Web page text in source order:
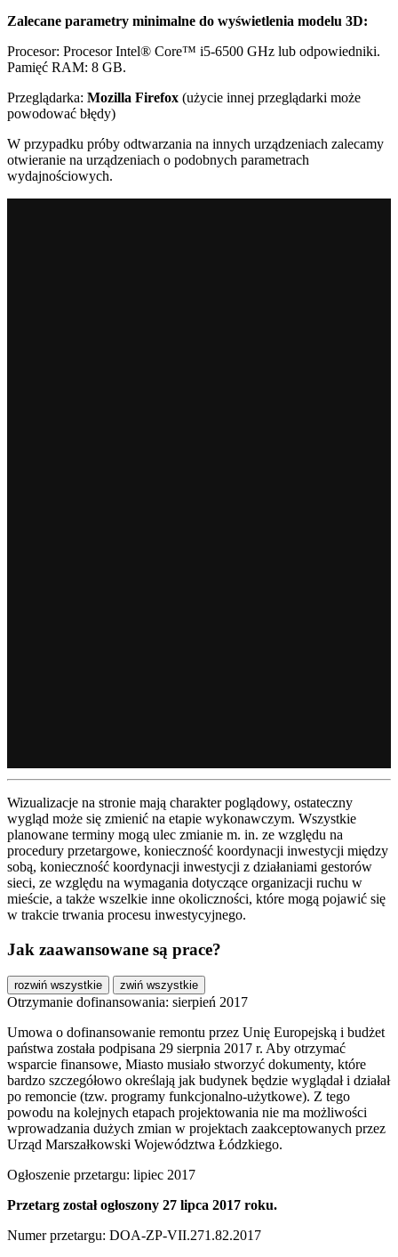
Zalecane parametry minimalne do wyświetlenia modelu 3D:
Procesor: Procesor Intel® Core™ i5-6500 GHz lub odpowiedniki.
Pamięć RAM: 8 GB.
Przeglądarka: Mozilla Firefox (użycie innej przeglądarki może
powodować błędy)
W przypadku próby odtwarzania na innych urządzeniach zalecamy
otwieranie na urządzeniach o podobnych parametrach
wydajnościowych.
Wizualizacje na stronie mają charakter poglądowy, ostateczny
wygląd może się zmienić na etapie wykonawczym. Wszystkie
planowane terminy mogą ulec zmianie m. in. ze względu na
procedury przetargowe, konieczność koordynacji inwestycji między
sobą, konieczność koordynacji inwestycji z działaniami gestorów
sieci, ze względu na wymagania dotyczące organizacji ruchu w
mieście, a także wszelkie inne okoliczności, które mogą pojawić się
w trakcie trwania procesu inwestycyjnego.
Jak zaawansowane są prace?
rozwiń wszystkie zwiń wszystkie
Otrzymanie dofinansowania: sierpień 2017
Umowa o dofinansowanie remontu przez Unię Europejską i budżet
państwa została podpisana 29 sierpnia 2017 r. Aby otrzymać
wsparcie finansowe, Miasto musiało stworzyć dokumenty, które
bardzo szczegółowo określają jak budynek będzie wyglądał i działał
po remoncie (tzw. programy funkcjonalno-użytkowe). Z tego
powodu na kolejnych etapach projektowania nie ma możliwości
wprowadzania dużych zmian w projektach zaakceptowanych przez
Urząd Marszałkowski Województwa Łódzkiego.
Ogłoszenie przetargu: lipiec 2017
Przetarg został ogłoszony 27 lipca 2017 roku.
Numer przetargu: DOA-ZP-VII.271.82.2017